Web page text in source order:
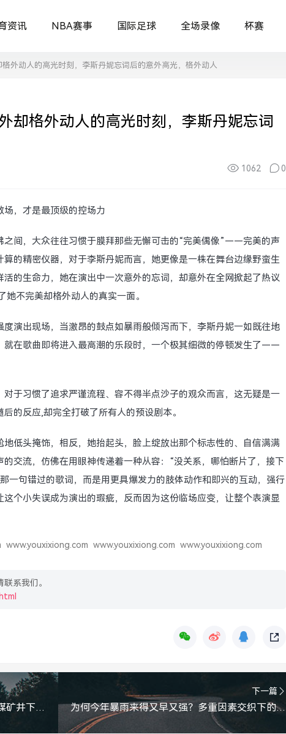
资讯 NBA赛事 国际足球 全场录像 杯赛
外动人的高光时刻，李斯丹妮忘词后的意外高光，格外动人
却格外动人的高光时刻，李斯丹妮忘词
1062 0
场，才是最顶级的控场力
之间，大众往往习惯于膜拜那些无懈可击的“完美偶像”——完美的声
的精密仪器，对于李斯丹妮而言，她更像是一株在舞台边缘野蛮生
的生命力，她在演出中一次意外的忘词，却意外在全网掀起了热议
不完美却格外动人的真实一面。
演出现场，当激昂的鼓点如暴雨般倾泻而下，李斯丹妮一如既往地
就在歌曲即将进入最高潮的乐段时，一个极其细微的停顿发生了——
于习惯了追求严谨流程、容不得半点沙子的观众而言，这无疑是一
的反应,却完全打破了所有人的预设剧本。
低头掩饰，相反，她抬起头，脸上绽放出那个标志性的、自信满满
交流，仿佛在用眼神传递着一种从容：“没关系，哪怕断片了，接下
一句错过的歌词，而是用更具爆发力的肢体动作和即兴的互动，强行
个小失误成为演出的瑕疵，反而因为这份临场应变，让整个表演显
www.youxixiong.com www.youxixiong.com www.youxixiong.com
系我们。
争分夺秒！抽水管正紧急运往山西爆炸煤矿井下，全力抢救被困人员，争分夺秒！抽水管紧急运往山西爆炸煤矿井下全力抢救被困人员
下一篇
为何今年暴雨来得又早又强？多重因素交织下的极端天气解读，多重因素交织，解读今年暴雨为何来得早又强